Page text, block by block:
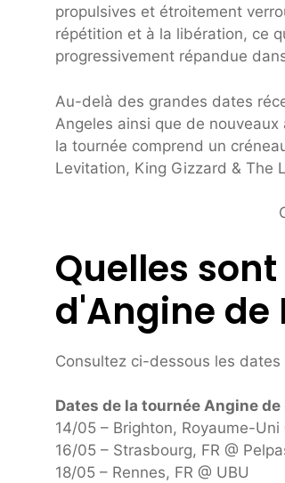
propulsives et étroitement
répétition et à la libération, ce
progressivement répandue
Au-delà des grandes dates
Angeles ainsi que de
la tournée comprend un
Levitation, King Gizzard & The
Quelles
d'Angine de
Consultez ci-dessous les
Dates de la tournée Angine
14/05 – Brighton, Royaume-Uni
16/05 – Strasbourg, FR @
18/05 – Rennes, FR @ UBU